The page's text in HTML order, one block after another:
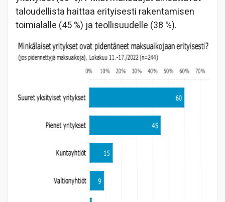
taloudellista haittaa erityisesti rakentamisen
toimialalle (45 %) ja teollisuudelle (38 %).